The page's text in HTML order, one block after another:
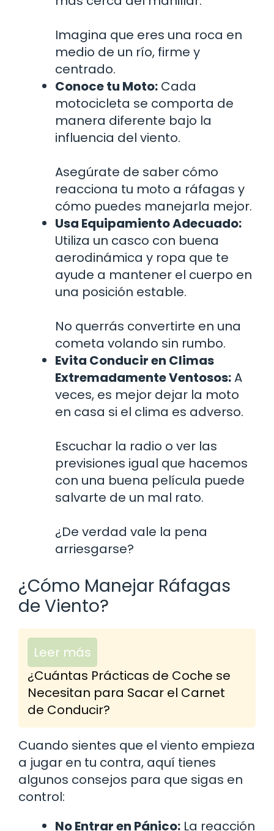
Imagina que eres una roca en
medio de un río, firme y
centrado.
Conoce tu Moto: Cada
motocicleta se comporta de
manera diferente bajo la
influencia del viento.
Asegúrate de saber cómo
reacciona tu moto a ráfagas y
cómo puedes manejarla mejor.
Usa Equipamiento Adecuado:
Utiliza un casco con buena
aerodinámica y ropa que te
ayude a mantener el cuerpo en
una posición estable.
No querrás convertirte en una
cometa volando sin rumbo.
Evita Conducir en Climas
Extremadamente Ventosos:A
veces, es mejor dejar la moto
en casa si el clima es adverso.
Escuchar la radio o ver las
previsiones igual que hacemos
con una buena película puede
salvarte de un mal rato.
¿De verdad vale la pena
arriesgarse?
¿Cómo Manejar Ráfagas
de Viento?
Leer más
¿Cuántas Prácticas de Coche se
Necesitan para Sacar el Carnet
de Conducir?
Cuando sientes que el viento empieza
a jugar en tu contra, aquí tienes
algunos consejos para que sigas en
control:
No Entrar en Pánico: La reacción